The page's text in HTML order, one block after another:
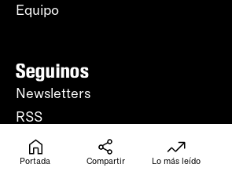
Equipo
Seguinos
Newsletters
RSS
YouTube
WhatsApp
Portada Compartir Lo más leído